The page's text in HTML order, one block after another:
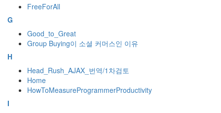
FreeForAll
G
Good_to_Great
Group Buying이 소셜 커머스인 이유
H
Head_Rush_AJAX_번역/1차검토
Home
HowToMeasureProgrammerProductivity
I